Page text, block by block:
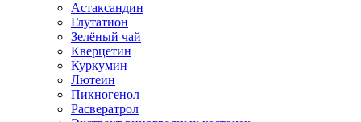
Астаксандин
Глутатион
Зелёный чай
Кверцетин
Куркумин
Лютеин
Пикногенол
Расвератрол